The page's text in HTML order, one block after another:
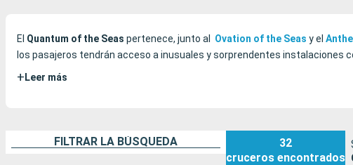
El Quantum of the Seas pertenece, junto al Ovation of the Seas y el
los pasajeros tendrán acceso a inusuales y sorprendentes instalaciones
+ Leer más
FILTRAR LA BÚSQUEDA
32
cruceros encontrados